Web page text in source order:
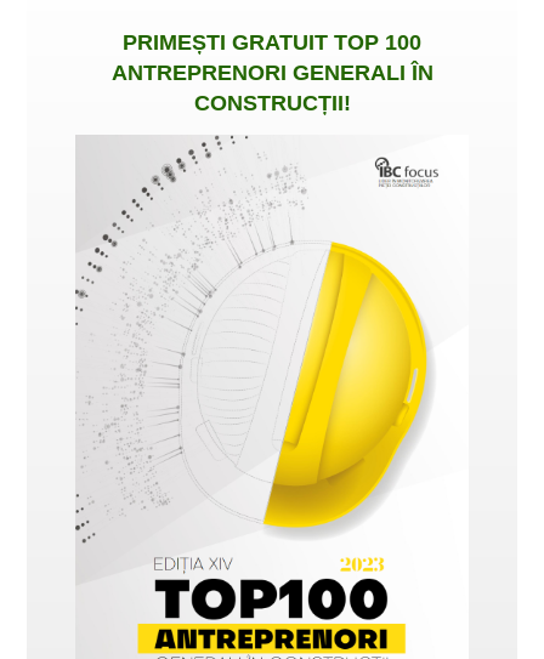
PRIMEȘTI GRATUIT TOP 100
ANTREPRENORI GENERALI ÎN
CONSTRUCȚII!